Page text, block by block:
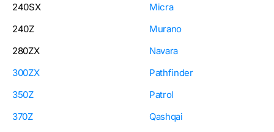
240SX
240Z
280ZX
300ZX
350Z
370Z
Micra
Murano
Navara
Pathfinder
Patrol
Qashqai